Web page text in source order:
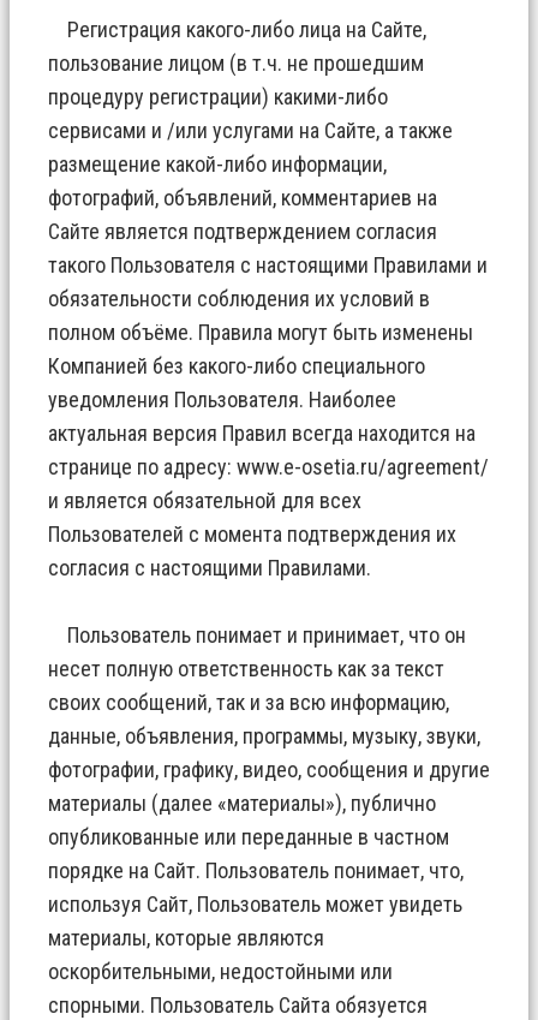
Регистрация какого-либо лица на Сайте,
пользование лицом (в т.ч. не прошедшим
процедуру регистрации) какими-либо
сервисами и /или услугами на Сайте, а также
размещение какой-либо информации,
фотографий, объявлений, комментариев на
Сайте является подтверждением согласия
такого Пользователя с настоящими Правилами и
обязательности соблюдения их условий в
полном объёме. Правила могут быть изменены
Компанией без какого-либо специального
уведомления Пользователя. Наиболее
актуальная версия Правил всегда находится на
странице по адресу: www.e-osetia.ru/agreement/
и является обязательной для всех
Пользователей с момента подтверждения их
согласия с настоящими Правилами.
Пользователь понимает и принимает, что он
несет полную ответственность как за текст
своих сообщений, так и за всю информацию,
данные, объявления, программы, музыку, звуки,
фотографии, графику, видео, сообщения и другие
материалы (далее «материалы»), публично
опубликованные или переданные в частном
порядке на Сайт. Пользователь понимает, что,
используя Сайт, Пользователь может увидеть
материалы, которые являются
оскорбительными, недостойными или
спорными. Пользователь Сайта обязуется